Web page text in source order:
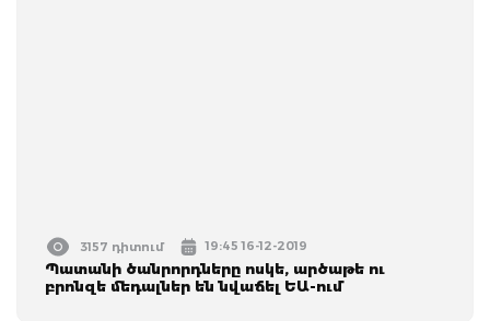
3157 դիտում 19:45 16-12-2019
Պատանի ծանրորդները ոսկե, արծաթե ու
բրոնզե մեդալներ են նվաճել ԵԱ-ում